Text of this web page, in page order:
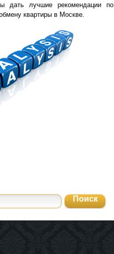
дать лучшие рекомендации по
квартиры в Москве.